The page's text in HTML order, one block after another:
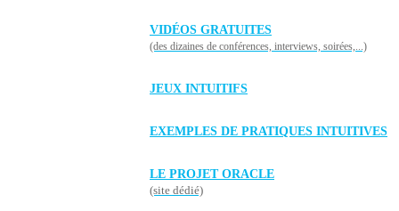
VIDÉOS GRATUITES
(des dizaines de conférences, interviews, soirées,...)
JEUX INTUITIFS
EXEMPLES DE PRATIQUES INTUITIVES
LE PROJET ORACLE
(site dédié)